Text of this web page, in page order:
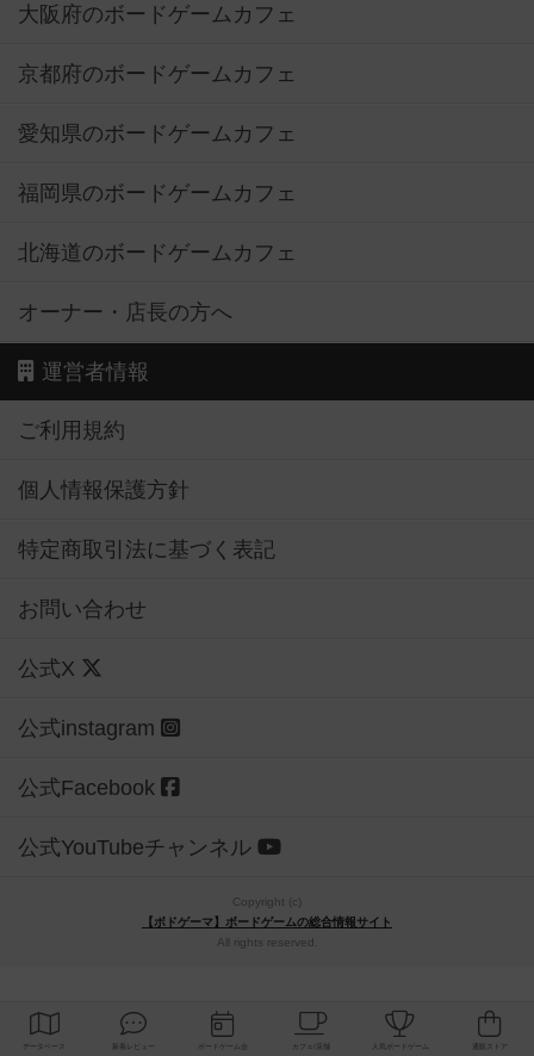
大阪府のボードゲームカフェ
京都府のボードゲームカフェ
愛知県のボードゲームカフェ
福岡県のボードゲームカフェ
北海道のボードゲームカフェ
オーナー・店長の方へ
運営者情報
ご利用規約
個人情報保護方針
特定商取引法に基づく表記
お問い合わせ
公式X
公式instagram
公式Facebook
公式YouTubeチャンネル
Copyright (c)
【ボドゲーマ】ボードゲームの総合情報サイト
All rights reserved.